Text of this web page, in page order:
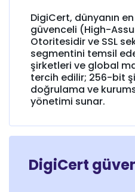
DigiCert, dünyanın
güvenceli (High-
Otoritesidir ve SSL
segmentini temsil
şirketleri ve global
tercih edilir; 256-bit
doğrulama ve
yönetimi sunar.
DigiCert